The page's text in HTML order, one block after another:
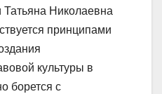
Татьяна Николаевна
принципами
культуры в
борется с